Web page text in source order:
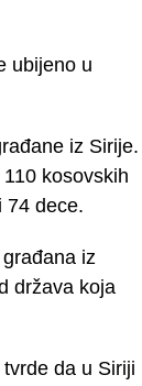
ubijeno u
iz Sirije.
kosovskih
74 dece.
iz
država koja
da u Siriji